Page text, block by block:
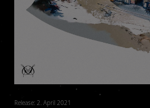
Release: 2. April 2021